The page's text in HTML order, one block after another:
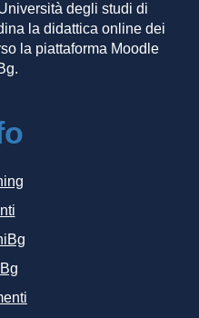
degli studi di
la didattica online dei
la piattaforma Moodle